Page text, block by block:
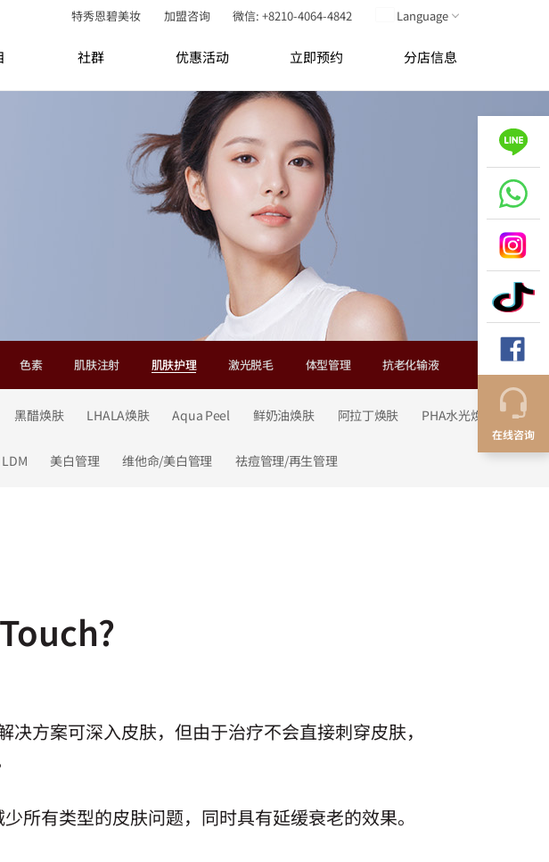
特秀恩碧美妆 加盟咨询 微信: +8210-4064-4842 Language
社群 优惠活动 立即预约 分店信息
色素 肌肤注射 肌肤护理
黑醋焕肤 LHALA焕肤 Aqua Peel 鲜奶油焕肤 阿拉丁焕肤 PHA水光焕肤
LDM 美白管理 维他命/美白管理 祛痘管理/再生管理
激光脱毛 体型管理 抗老化输液
方案可深入皮肤，但由于治疗不会直接刺穿皮肤，
所有类型的皮肤问题，同时具有延缓衰老的效果。
在线咨询